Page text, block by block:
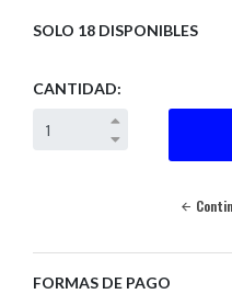
SOLO 18 DISPONIBLES
CANTIDAD:
FORMAS DE PAGO